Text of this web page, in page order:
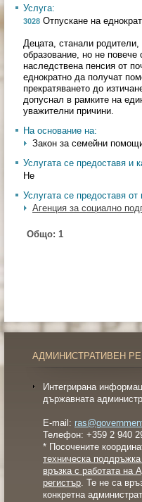
Услуга:
3028 Отпускане на
Децата, станали
образование, но не
наследствена пенсия от
еднократно да получат
прекратяването до
допуснал в рамките на
уважителни причини.
На основание на:
Закон за семейни
Услугата се предоставя и
Не
Услугата се предоставя
Агенция за социално
Общо: 1
АДМИНИСТРАТИВЕН
Интегрирана
държавната
E-mail:
Телефон: +359 2 940
* Посочените
техническа
връзка с работата на
регистър. Те не са
конкретна